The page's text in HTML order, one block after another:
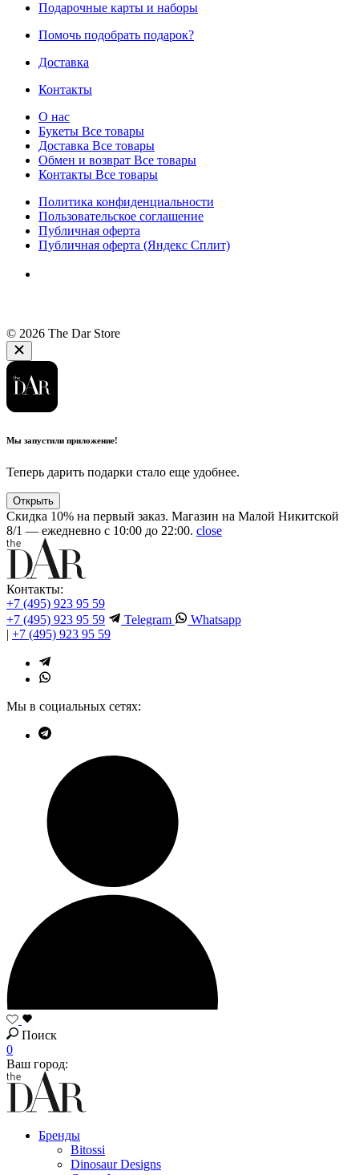
Подарочные карты и наборы
Помочь подобрать подарок?
Доставка
Контакты
О нас
Букеты Все товары
Доставка Все товары
Обмен и возврат Все товары
Контакты Все товары
Политика конфиденциальности
Пользовательское соглашение
Публичная оферта
Публичная оферта (Яндекс Сплит)
© 2026 The Dar Store
Мы запустили приложение!
Теперь дарить подарки стало еще удобнее.
Открыть
Скидка 10% на первый заказ. Магазин на Малой Никитской
8/1 — ежедневно с 10:00 до 22:00. close
Контакты:
+7 (495) 923 95 59
+7 (495) 923 95 59
Telegram
Whatsapp
| +7 (495) 923 95 59
Мы в социальных сетях:
Поиск
0
Ваш город:
Бренды
Bitossi
Dinosaur Designs